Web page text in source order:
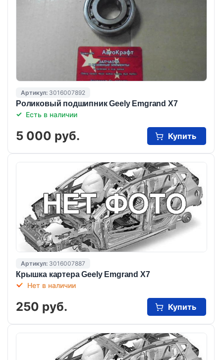
Артикул: 3016007892
Роликовый подшипник Geely Emgrand X7
Есть в наличии
5 000 руб. Купить
Артикул: 3016007887
Крышка картера Geely Emgrand X7
Нет в наличии
250 руб. Купить